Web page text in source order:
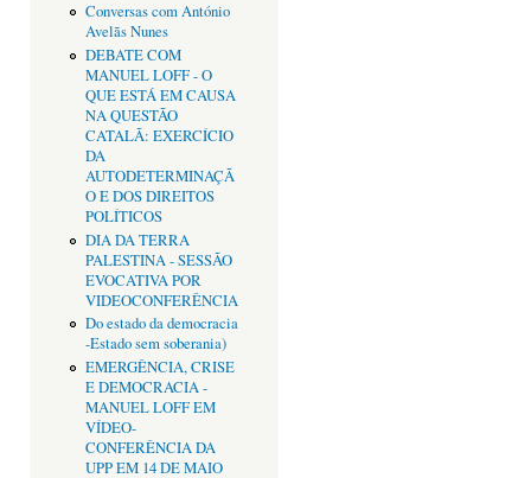
Conversas com António
Avelãs Nunes
DEBATE COM
MANUEL LOFF - O
QUE ESTÁ EM CAUSA
NA QUESTÃO
CATALÃ: EXERCÍCIO
DA
AUTODETERMINAÇÃ
O E DOS DIREITOS
POLÍTICOS
DIA DA TERRA
PALESTINA - SESSÃO
EVOCATIVA POR
VIDEOCONFERÊNCIA
Do estado da democracia
-Estado sem soberania)
EMERGÊNCIA, CRISE
E DEMOCRACIA -
MANUEL LOFF EM
VÍDEO-
CONFERÊNCIA DA
UPP EM 14 DE MAIO